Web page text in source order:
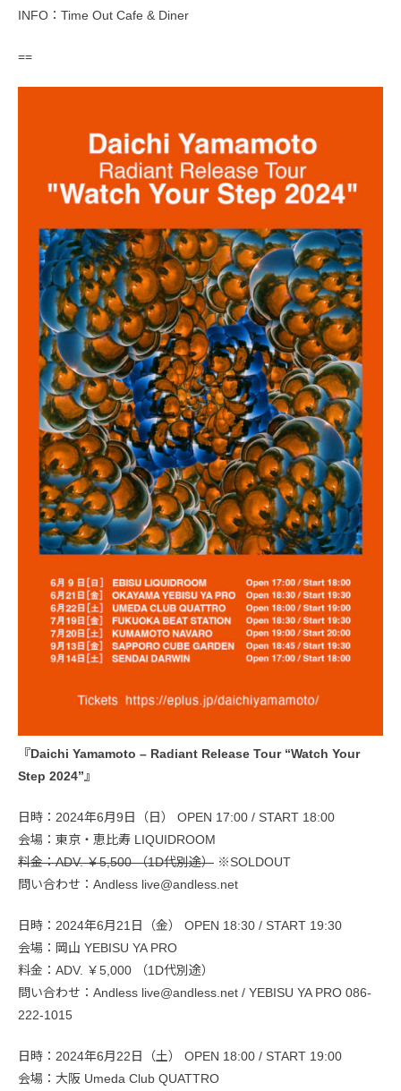
INFO：Time Out Cafe & Diner
==
『Daichi Yamamoto – Radiant Release Tour “Watch Your
Step 2024”』
日時：2024年6月9日（日） OPEN 17:00 / START 18:00
会場：東京・恵比寿 LIQUIDROOM
料金：ADV. ￥5,500 （1D代別途） ※SOLDOUT
問い合わせ：Andless live@andless.net
日時：2024年6月21日（金） OPEN 18:30 / START 19:30
会場：岡山 YEBISU YA PRO
料金：ADV. ￥5,000 （1D代別途）
問い合わせ：Andless live@andless.net / YEBISU YA PRO 086-
222-1015
日時：2024年6月22日（土） OPEN 18:00 / START 19:00
会場：大阪 Umeda Club QUATTRO